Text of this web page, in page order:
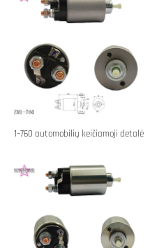
1–760 automobilių keičiamoji detalė